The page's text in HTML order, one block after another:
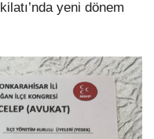
yeni dönem